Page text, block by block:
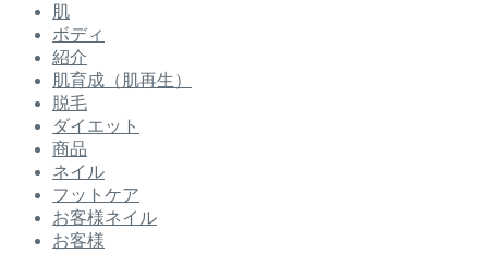
肌
ボディ
紹介
肌育成（肌再生）
脱毛
ダイエット
商品
ネイル
フットケア
お客様ネイル
お客様